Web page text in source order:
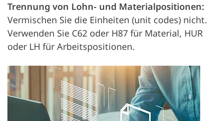
Trennung von Lohn- und Materialpositionen:
Vermischen Sie die Einheiten (unit codes) nicht.
Verwenden Sie C62 oder H87 für Material, HUR
oder LH für Arbeitspositionen.